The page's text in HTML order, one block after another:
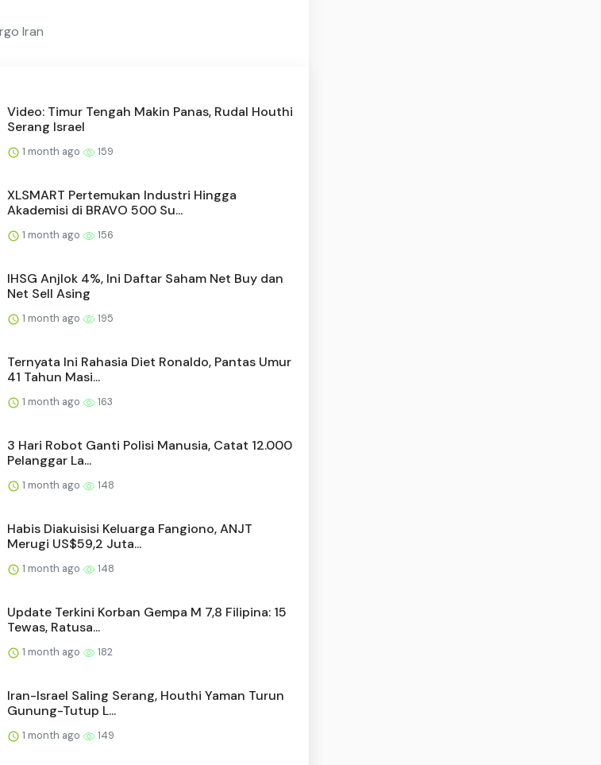
Iran
Video: Timur Tengah Makin Panas, Rudal Houthi
Serang Israel
1 month ago 159
XLSMART Pertemukan Industri Hingga
Akademisi di BRAVO 500 Su...
1 month ago 156
IHSG Anjlok 4%, Ini Daftar Saham Net Buy dan
Net Sell Asing
1 month ago 195
Ternyata Ini Rahasia Diet Ronaldo, Pantas Umur
41 Tahun Masi...
1 month ago 163
3 Hari Robot Ganti Polisi Manusia, Catat 12.000
Pelanggar La...
1 month ago 148
Habis Diakuisisi Keluarga Fangiono, ANJT
Merugi US$59,2 Juta...
1 month ago 148
Update Terkini Korban Gempa M 7,8 Filipina: 15
Tewas, Ratusa...
1 month ago 182
Iran-Israel Saling Serang, Houthi Yaman Turun
Gunung-Tutup L...
1 month ago 149